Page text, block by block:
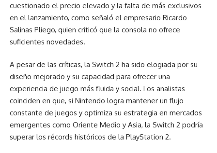
cuestionado el precio elevado y la falta de más exclusivos
en el lanzamiento, como señaló el empresario Ricardo
Salinas Pliego, quien criticó que la consola no ofrece
suficientes novedades.
A pesar de las críticas, la Switch 2 ha sido elogiada por su
diseño mejorado y su capacidad para ofrecer una
experiencia de juego más fluida y social. Los analistas
coinciden en que, si Nintendo logra mantener un flujo
constante de juegos y optimiza su estrategia en mercados
emergentes como Oriente Medio y Asia, la Switch 2 podría
superar los récords históricos de la PlayStation 2.